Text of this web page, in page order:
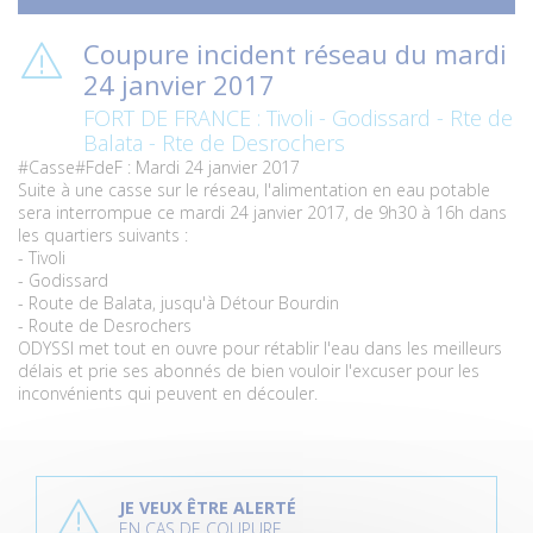
Coupure incident réseau du mardi
24 janvier 2017
FORT DE FRANCE : Tivoli - Godissard - Rte de
Balata - Rte de Desrochers
#Casse#FdeF : Mardi 24 janvier 2017
Suite à une casse sur le réseau, l'alimentation en eau potable
sera interrompue ce mardi 24 janvier 2017, de 9h30 à 16h dans
les quartiers suivants :
- Tivoli
- Godissard
- Route de Balata, jusqu'à Détour Bourdin
- Route de Desrochers
ODYSSI met tout en ouvre pour rétablir l'eau dans les meilleurs
délais et prie ses abonnés de bien vouloir l'excuser pour les
inconvénients qui peuvent en découler.
P
JE VEUX ÊTRE ALERTÉ